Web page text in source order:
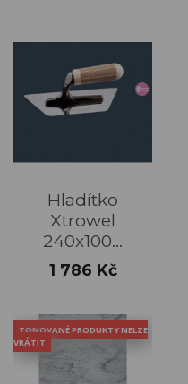
Hladítko
Xtrowel
240x100...
Cena
1 786 Kč
TONOVANÉ PRODUKTY NELZE
VRÁTIT